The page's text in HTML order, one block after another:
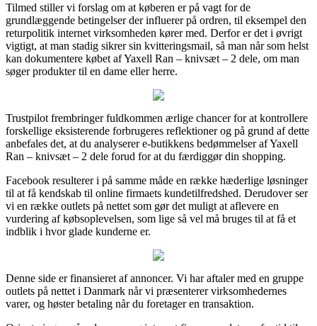
Tilmed stiller vi forslag om at køberen er på vagt for de
grundlæggende betingelser der influerer på ordren, til eksempel den
returpolitik internet virksomheden kører med. Derfor er det i øvrigt
vigtigt, at man stadig sikrer sin kvitteringsmail, så man når som helst
kan dokumentere købet af Yaxell Ran – knivsæt – 2 dele, om man
søger produkter til en dame eller herre.
Trustpilot frembringer fuldkommen ærlige chancer for at kontrollere
forskellige eksisterende forbrugeres reflektioner og på grund af dette
anbefales det, at du analyserer e-butikkens bedømmelser af Yaxell
Ran – knivsæt – 2 dele forud for at du færdiggør din shopping.
Facebook resulterer i på samme måde en række hæderlige løsninger
til at få kendskab til online firmaets kundetilfredshed. Derudover ser
vi en række outlets på nettet som gør det muligt at aflevere en
vurdering af købsoplevelsen, som lige så vel må bruges til at få et
indblik i hvor glade kunderne er.
Denne side er finansieret af annoncer. Vi har aftaler med en gruppe
outlets på nettet i Danmark når vi præsenterer virksomhedernes
varer, og høster betaling når du foretager en transaktion.